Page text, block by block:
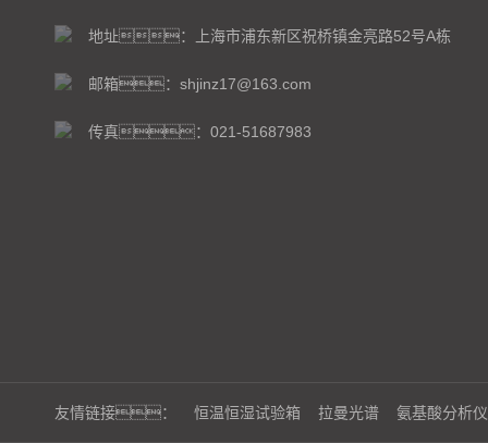
地址：上海市浦东新区祝桥镇金亮路52号A栋
邮箱：shjinz17@163.com
传真：021-51687983
友情链接： 恒温恒湿试验箱 拉曼光谱 氨基酸分析仪